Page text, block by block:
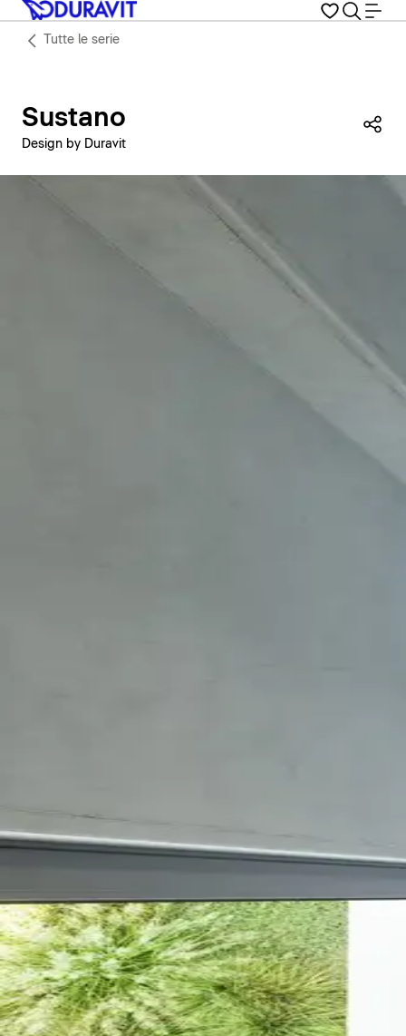
Tutte le serie
Sustano
Design by Duravit